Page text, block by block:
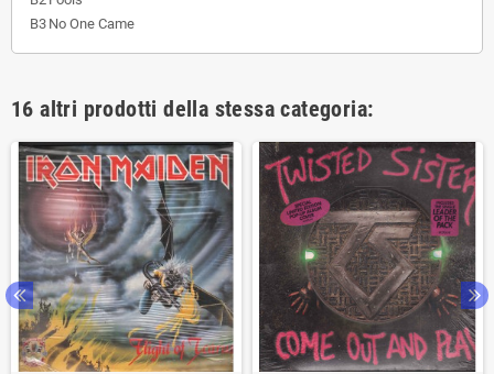
B3 No One Came
16 altri prodotti della stessa categoria: